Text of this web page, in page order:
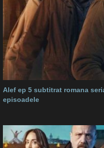
Alef ep 5 subtitrat romana
episoadele